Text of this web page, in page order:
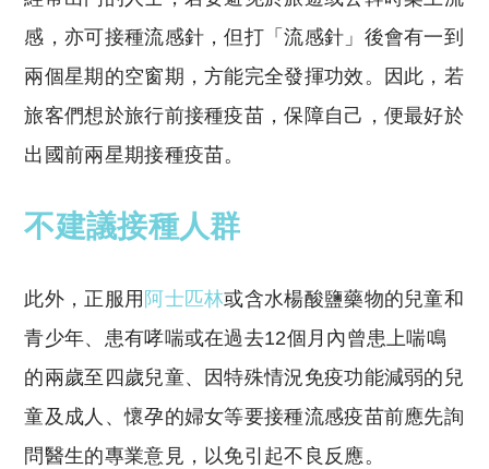
感，亦可接種流感針，但打「流感針」後會有一到
兩個星期的空窗期，方能完全發揮功效。因此，若
旅客們想於旅行前接種疫苗，保障自己，便最好於
出國前兩星期接種疫苗。
不建議接種人群
此外，正服用 阿士匹林或含水楊酸鹽藥物的兒童和
青少年、患有哮喘或在過去12個月內曾患上喘鳴
的兩歲至四歲兒童、因特殊情況免疫功能減弱的兒
童及成人、懷孕的婦女等要接種流感疫苗前應先詢
問醫生的專業意見，以免引起不良反應。